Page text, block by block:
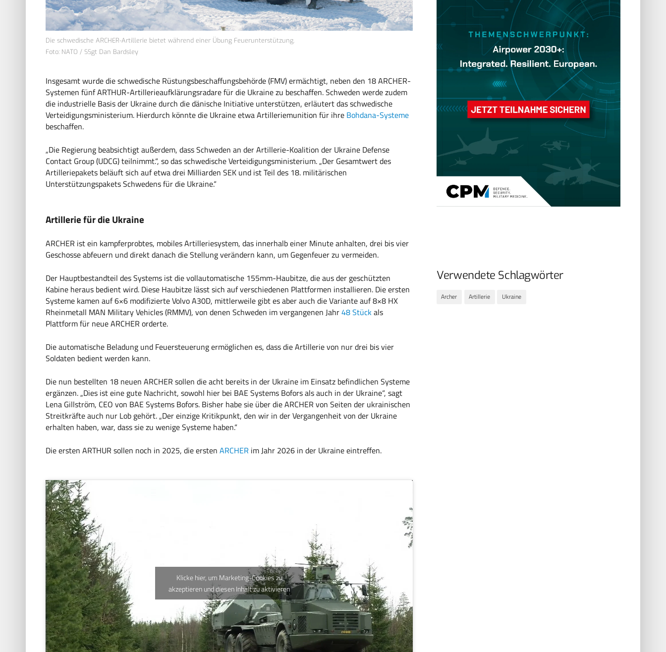
Die schwedische ARCHER-Artillerie bietet während einer Übung Feuerunterstützung.
Foto: NATO / SSgt Dan Bardsley
Insgesamt wurde die schwedische Rüstungsbeschaffungsbehörde (FMV) ermächtigt, neben den 18 ARCHER-
Systemen fünf ARTHUR-Artillerieaufklärungsradare für die Ukraine zu beschaffen. Schweden werde zudem
die industrielle Basis der Ukraine durch die dänische Initiative unterstützen, erläutert das schwedische
Verteidigungsministerium. Hierdurch könnte die Ukraine etwa Artilleriemunition für ihre Bohdana-Systeme
beschaffen.
„Die Regierung beabsichtigt außerdem, dass Schweden an der Artillerie-Koalition der Ukraine Defense
Contact Group (UDCG) teilnimmt.“, so das schwedische Verteidigungsministerium. „Der Gesamtwert des
Artilleriepakets beläuft sich auf etwa drei Milliarden SEK und ist Teil des 18. militärischen
Unterstützungspakets Schwedens für die Ukraine.“
Artillerie für die Ukraine
ARCHER ist ein kampferprobtes, mobiles Artilleriesystem, das innerhalb einer Minute anhalten, drei bis vier
Geschosse abfeuern und direkt danach die Stellung verändern kann, um Gegenfeuer zu vermeiden.
Der Hauptbestandteil des Systems ist die vollautomatische 155mm-Haubitze, die aus der geschützten
Kabine heraus bedient wird. Diese Haubitze lässt sich auf verschiedenen Plattformen installieren. Die ersten
Systeme kamen auf 6×6 modifizierte Volvo A30D, mittlerweile gibt es aber auch die Variante auf 8×8 HX
Rheinmetall MAN Military Vehicles (RMMV), von denen Schweden im vergangenen Jahr48 Stückals
Plattform für neue ARCHER orderte.
Die automatische Beladung und Feuersteuerung ermöglichen es, dass die Artillerie von nur drei bis vier
Soldaten bedient werden kann​.
Die nun bestellten 18 neuen ARCHER sollen die acht bereits in der Ukraine im Einsatz befindlichen Systeme
ergänzen. „Dies ist eine gute Nachricht, sowohl hier bei BAE Systems Bofors als auch in der Ukraine“, sagt
Lena Gillström, CEO von BAE Systems Bofors. Bisher habe sie über die ARCHER von Seiten der ukrainischen
Streitkräfte auch nur Lob gehört. „Der einzige Kritikpunkt, den wir in der Vergangenheit von der Ukraine
erhalten haben, war, dass sie zu wenige Systeme haben.“
Die ersten ARTHUR sollen noch in 2025, die ersten ARCHER im Jahr 2026 in der Ukraine eintreffen.
Klicke hier, um Marketing-Cookies zu
akzeptieren und diesen Inhalt zu aktivieren
Verwendete Schlagwörter
Archer Artillerie Ukraine